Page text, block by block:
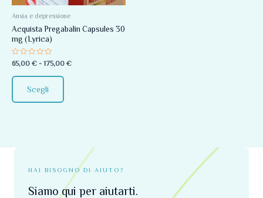
Ansia e depressione
Acquista Pregabalin Capsules 30
mg (Lyrica)
Valutato
0
su
5
65,00 € - 175,00 €
Scegli
opzioni
possono
scelte
del
HAI BISOGNO DI AIUTO?
Siamo qui per aiutarti.